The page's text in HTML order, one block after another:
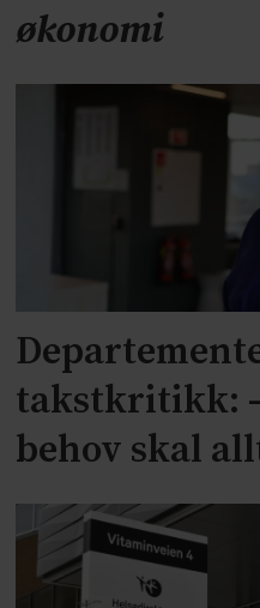
økonomi
takstkritikk:
behov skal